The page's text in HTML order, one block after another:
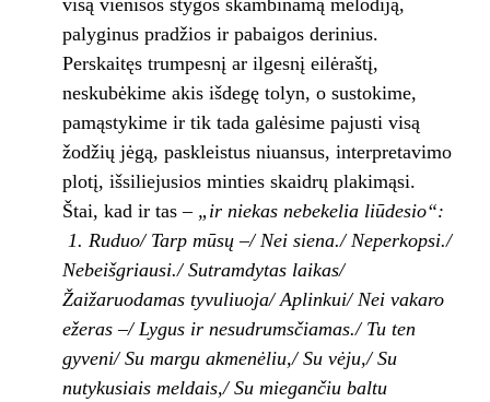
visą vienišos stygos skambinamą melodiją,
palyginus pradžios ir pabaigos derinius.
Perskaitęs trumpesnį ar ilgesnį eilėraštį,
neskubėkime akis išdegę tolyn, o sustokime,
pamąstykime ir tik tada galėsime pajusti visą
žodžių jėgą, paskleistus niuansus, interpretavimo
plotį, išsiliejusios minties skaidrų plakimąsi.
Štai, kad ir tas – „ir niekas nebekelia liūdesio“:
1. Ruduo/ Tarp mūsų –/ Nei siena./ Neperkopsi./
Nebeišgriausi./ Sutramdytas laikas/
Žaižaruodamas tyvuliuoja/ Aplinkui/ Nei vakaro
ežeras –/ Lygus ir nesudrumsčiamas./ Tu ten
gyveni/ Su margu akmenėliu,/ Su vėju,/ Su
nutykusiais meldais,/ Su miegančiu baltu